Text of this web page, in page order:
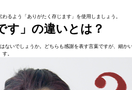
るよう「ありがたく存じます」を使用しましょう。
す」の違いとは？
ないでしょうか。どちらも感謝を表す言葉ですが、細か
す。